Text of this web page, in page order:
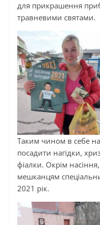
для прикрашення
травневими святами.
Таким чином в себе на
посадити нагідки,
фіалки. Окрім
мешканцям
2021 рік.